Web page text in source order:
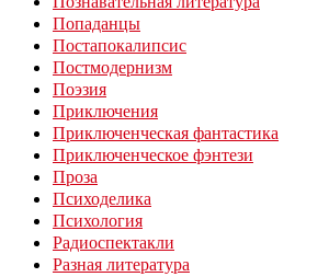
Попаданцы
Постапокалипсис
Постмодернизм
Поэзия
Приключения
Приключенческая фантастика
Приключенческое фэнтези
Проза
Психоделика
Психология
Радиоспектакли
Разная литература